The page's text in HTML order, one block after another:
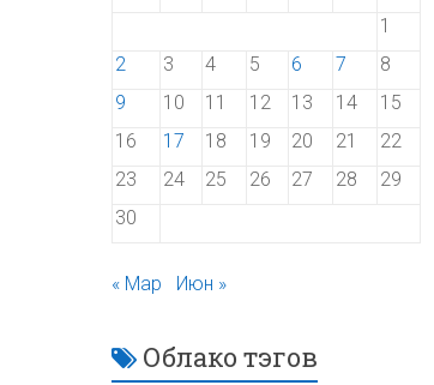
1
2
3 4 5 6 7
8
9
10 11 12 13 14
15
16
17 18 19 20 21
22
23
24 25 26 27 28
29
30
« Мар Июн »
Облако тэгов